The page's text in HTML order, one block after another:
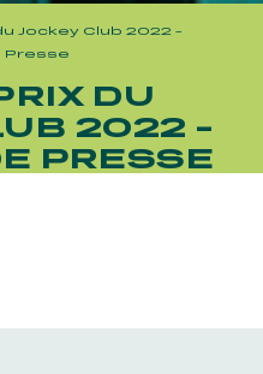
GRAND PRIX DE PARIS -
GRAND PRIX DE PARIS -
Jockey Club 2022 -
Presse
DU
2022 -
PRESSE